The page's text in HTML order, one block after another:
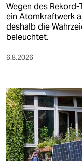
Wegen des
ein Atomkraftwerk
deshalb die
beleuchtet.
6.8.2026